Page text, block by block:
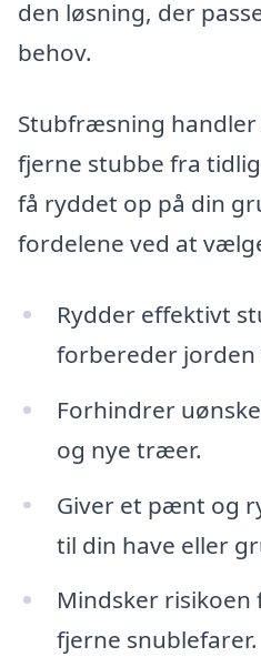
den løsning, der
behov.
Stubfræsning
fjerne stubbe fra
få ryddet op på din
fordelene ved at
Rydder effektivt
forbereder
Forhindrer
og nye træer.
Giver et pænt og
til din have eller
Mindsker risikoen
fjerne snublefarer.